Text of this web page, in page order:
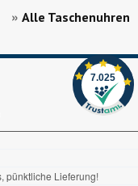
» Alle Taschenuhren
7.025